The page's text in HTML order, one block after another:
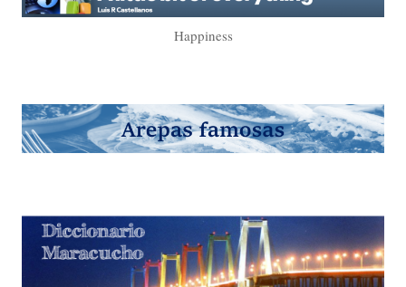
Happiness